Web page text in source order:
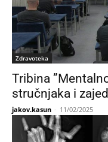
Zdravoteka
Tribina
stručnjaka i
jakov.kasun - 11/02/2025